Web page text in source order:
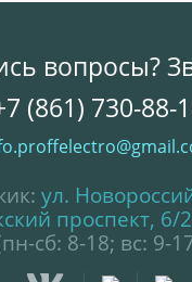
вопросы?
(861) 730-88-
ул.
проспект, 6/
сб: 8-18; вс: 9-